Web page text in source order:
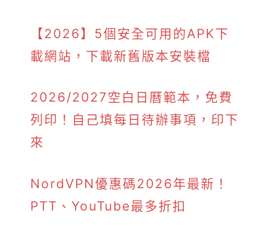
【2026】5個安全可用的APK下
載網站，下載新舊版本安裝檔
2026/2027空白日曆範本，免費
列印！自己填每日待辦事項，印下
來
NordVPN優惠碼2026年最新！
PTT、YouTube最多折扣